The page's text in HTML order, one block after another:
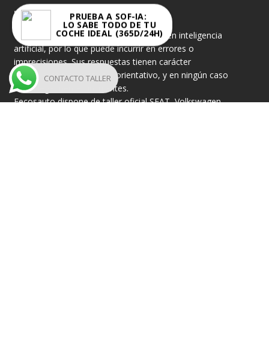
PRUEBA A SOF-IA:
LO SABE TODO DE TU
COCHE IDEAL (365D/24H)
FECOSAUTO S.L.
«Sof-IA» es un asistente virtual basado en inteligencia
artificial, por lo que puede incurrir en errores o
imprecisiones. Sus respuestas tienen carácter
meramente informativo y orientativo, y en ningún caso
serán legalmente vinculantes.
Fecosauto dispone de taller oficial SEAT, Volkswagen,
CONTACTO TALLER